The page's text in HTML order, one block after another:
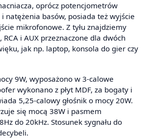
oprócz potencjometrów
i natężenia basów, posiada też wyjście
mikrofonowe. Z tyłu znajdziemy
i AUX przeznaczone dla dwóch
jak np. laptop, konsola do gier czy
9W, wyposażono w 3-calowe
wykonano z płyt MDF, za bogaty i
5,25-calowy głośnik o mocy 20W.
się mocą 38W i pasmem
do 20kHz. Stosunek sygnału do